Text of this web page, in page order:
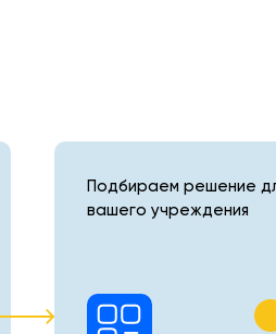
Подбираем решение
вашего учреждения